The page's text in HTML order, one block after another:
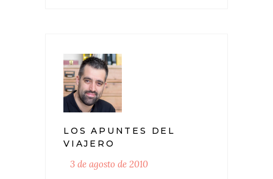
LOS APUNTES DEL
VIAJERO
3 de agosto de 2010